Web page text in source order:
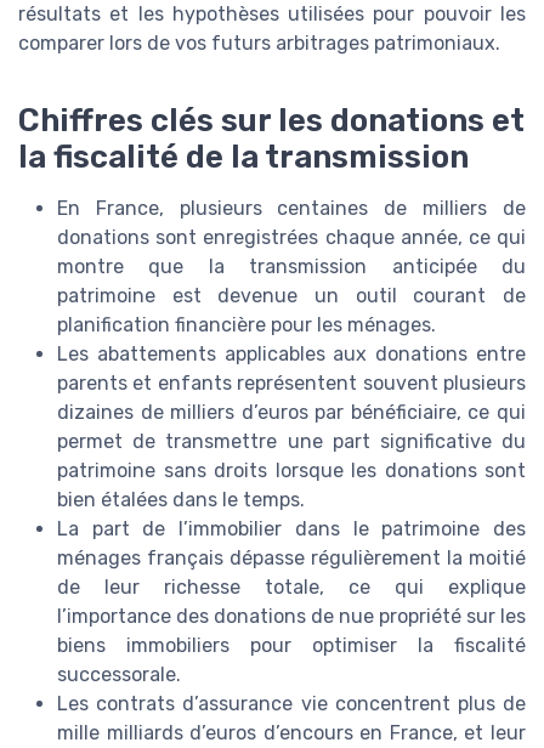
résultats et les hypothèses utilisées pour pouvoir les
comparer lors de vos futurs arbitrages patrimoniaux.
Chiffres clés sur les donations et
la fiscalité de la transmission
En France, plusieurs centaines de milliers de
donations sont enregistrées chaque année, ce qui
montre que la transmission anticipée du
patrimoine est devenue un outil courant de
planification financière pour les ménages.
Les abattements applicables aux donations entre
parents et enfants représentent souvent plusieurs
dizaines de milliers d’euros par bénéficiaire, ce qui
permet de transmettre une part significative du
patrimoine sans droits lorsque les donations sont
bien étalées dans le temps.
La part de l’immobilier dans le patrimoine des
ménages français dépasse régulièrement la moitié
de leur richesse totale, ce qui explique
l’importance des donations de nue propriété sur les
biens immobiliers pour optimiser la fiscalité
successorale.
Les contrats d’assurance vie concentrent plus de
mille milliards d’euros d’encours en France, et leur